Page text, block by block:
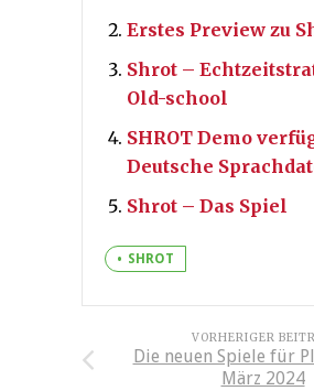
Erstes Preview zu
Shrot –
Old-school
SHROT Demo
Deutsche
Shrot – Das Spiel
SHROT
VORHERIGER
Die neuen Spiele für
März 2024